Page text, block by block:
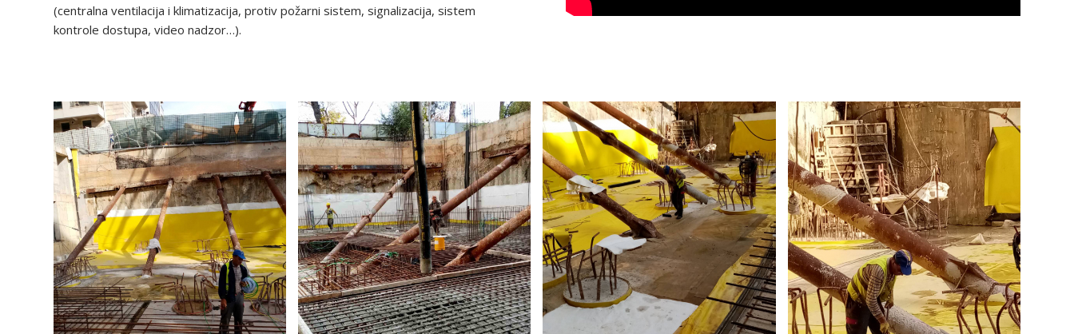
(centralna ventilacija i klimatizacija, protiv požarni sistem, signalizacija, sistem
kontrole dostupa, video nadzor…).